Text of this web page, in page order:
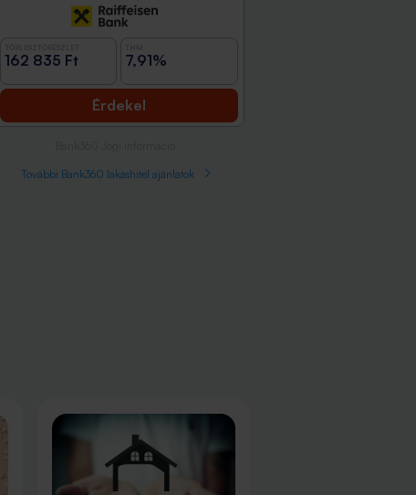
162 835 Ft 7,91%
Érdekel
További Bank360 lakáshitel ajánlatok